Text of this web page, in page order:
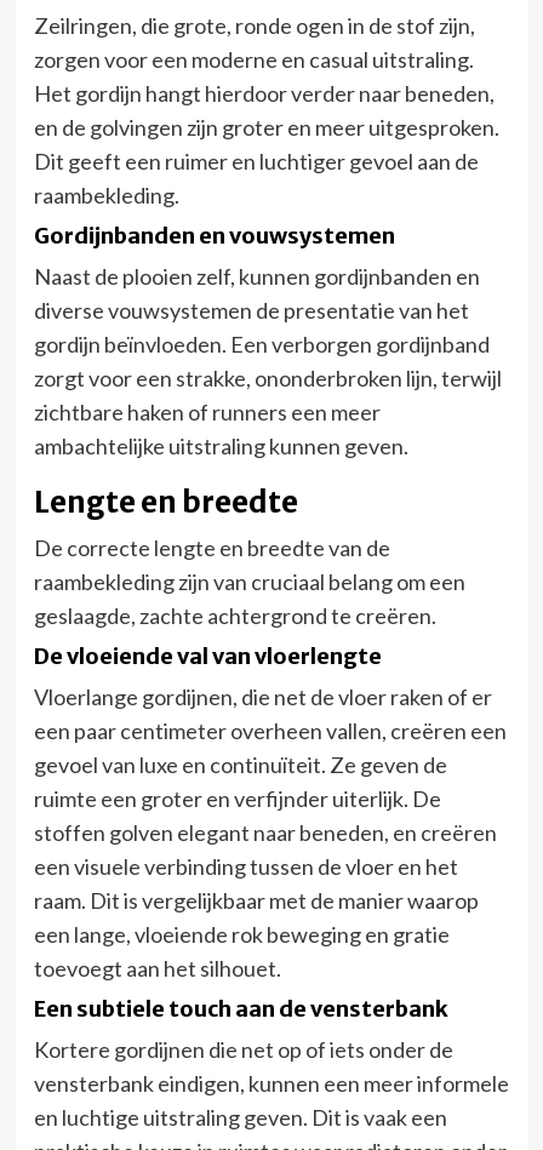
Zeilringen, die grote, ronde ogen in de stof zijn,
zorgen voor een moderne en casual uitstraling.
Het gordijn hangt hierdoor verder naar beneden,
en de golvingen zijn groter en meer uitgesproken.
Dit geeft een ruimer en luchtiger gevoel aan de
raambekleding.
Gordijnbanden en vouwsystemen
Naast de plooien zelf, kunnen gordijnbanden en
diverse vouwsystemen de presentatie van het
gordijn beïnvloeden. Een verborgen gordijnband
zorgt voor een strakke, ononderbroken lijn, terwijl
zichtbare haken of runners een meer
ambachtelijke uitstraling kunnen geven.
Lengte en breedte
De correcte lengte en breedte van de
raambekleding zijn van cruciaal belang om een
geslaagde, zachte achtergrond te creëren.
De vloeiende val van vloerlengte
Vloerlange gordijnen, die net de vloer raken of er
een paar centimeter overheen vallen, creëren een
gevoel van luxe en continuïteit. Ze geven de
ruimte een groter en verfijnder uiterlijk. De
stoffen golven elegant naar beneden, en creëren
een visuele verbinding tussen de vloer en het
raam. Dit is vergelijkbaar met de manier waarop
een lange, vloeiende rok beweging en gratie
toevoegt aan het silhouet.
Een subtiele touch aan de vensterbank
Kortere gordijnen die net op of iets onder de
vensterbank eindigen, kunnen een meer informele
en luchtige uitstraling geven. Dit is vaak een